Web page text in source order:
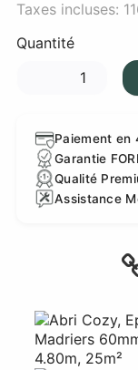
Taxes incluses:
Quantité
Paiement en
Garantie
Qualité
Assistance